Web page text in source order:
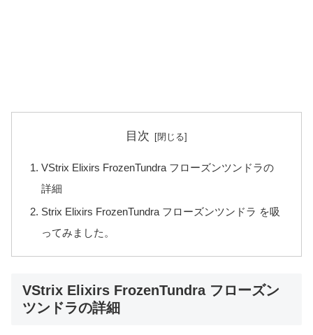
目次
VStrix Elixirs FrozenTundra フローズンツンドラの
詳細
Strix Elixirs FrozenTundra フローズンツンドラ を吸
ってみました。
VStrix Elixirs FrozenTundra フローズン
ツンドラの詳細